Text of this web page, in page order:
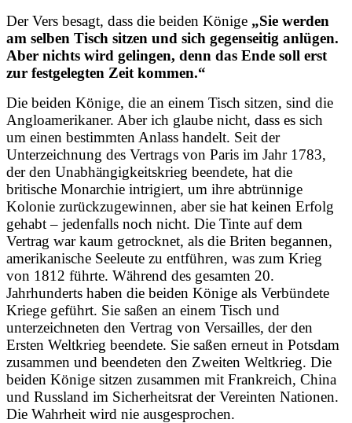
Der Vers besagt, dass die beiden Könige „Sie werden
am selben Tisch sitzen und sich gegenseitig anlügen.
Aber nichts wird gelingen, denn das Ende soll erst
zur festgelegten Zeit kommen.“
Die beiden Könige, die an einem Tisch sitzen, sind die
Angloamerikaner. Aber ich glaube nicht, dass es sich
um einen bestimmten Anlass handelt. Seit der
Unterzeichnung des Vertrags von Paris im Jahr 1783,
der den Unabhängigkeitskrieg beendete, hat die
britische Monarchie intrigiert, um ihre abtrünnige
Kolonie zurückzugewinnen, aber sie hat keinen Erfolg
gehabt – jedenfalls noch nicht. Die Tinte auf dem
Vertrag war kaum getrocknet, als die Briten begannen,
amerikanische Seeleute zu entführen, was zum Krieg
von 1812 führte. Während des gesamten 20.
Jahrhunderts haben die beiden Könige als Verbündete
Kriege geführt. Sie saßen an einem Tisch und
unterzeichneten den Vertrag von Versailles, der den
Ersten Weltkrieg beendete. Sie saßen erneut in Potsdam
zusammen und beendeten den Zweiten Weltkrieg. Die
beiden Könige sitzen zusammen mit Frankreich, China
und Russland im Sicherheitsrat der Vereinten Nationen.
Die Wahrheit wird nie ausgesprochen.